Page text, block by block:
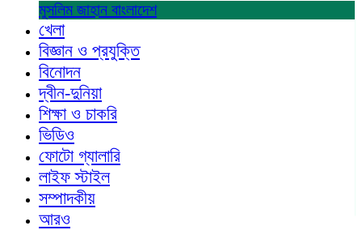
মুসলিম জাহান বাংলাদেশ
খেলা
বিজ্ঞান ও প্রযুক্তি
বিনোদন
দ্বীন-দুনিয়া
শিক্ষা ও চাকরি
ভিডিও
ফোটো গ্যালারি
লাইফ স্টাইল
সম্পাদকীয়
আরও